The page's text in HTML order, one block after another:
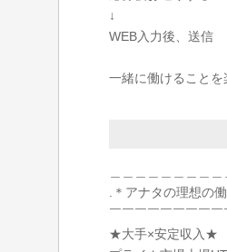
↓
WEB入力後、送信
一緒に働けること
.＊アナタの理想の
￣￣￣￣￣￣￣￣
★大手×安定収入★